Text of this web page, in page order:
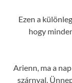
Ezen a
hogy
Arienn, ma a
szárnyal.